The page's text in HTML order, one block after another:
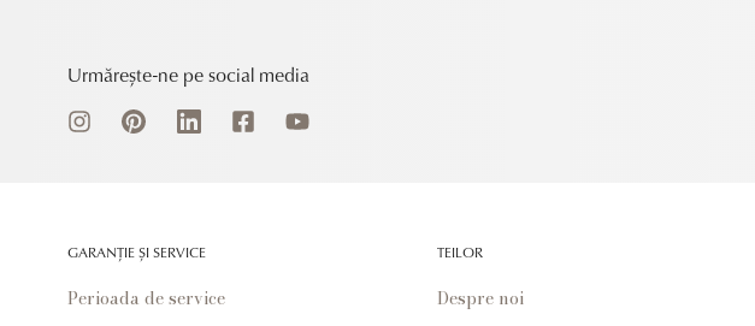
Urmărește-ne pe social media
GARANȚIE ȘI SERVICE
Perioada de service
TEILOR
Despre noi